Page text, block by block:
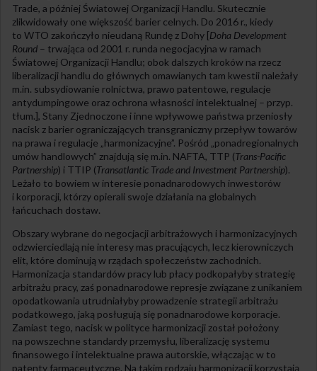
Trade, a później Światowej Organizacji Handlu. Skutecznie
zlikwidowały one większość barier celnych. Do 2016 r., kiedy
to WTO zakończyło nieudaną Rundę z Dohy [Doha Development
Round – trwająca od 2001 r. runda negocjacyjna w ramach
Światowej Organizacji Handlu; obok dalszych kroków na rzecz
liberalizacji handlu do głównych omawianych tam kwestii należały
m.in. subsydiowanie rolnictwa, prawo patentowe, regulacje
antydumpingowe oraz ochrona własności intelektualnej – przyp.
tłum.], Stany Zjednoczone i inne wpływowe państwa przeniosły
nacisk z barier ograniczających transgraniczny przepływ towarów
na prawa i regulacje „harmonizacyjne”. Pośród „ponadregionalnych
umów handlowych” znajdują się m.in. NAFTA, TTP (Trans-Pacific
Partnership) i TTIP (Transatlantic Trade and Investment Partnership).
Leżało to bowiem w interesie ponadnarodowych inwestorów
i korporacji, którzy opierali swoje działania na globalnych
łańcuchach dostaw.
Obszary wybrane do negocjacji arbitrażowych i harmonizacyjnych
odzwierciedlają nie interesy mas pracujących, lecz kierowniczych
elit, które dominują w rządach społeczeństw zachodnich.
Harmonizacja standardów pracy lub płacy podkopałyby strategię
arbitrażu pracy, zaś ponadnarodowe represje związane z unikaniem
opodatkowania utrudniałyby prowadzenie strategii arbitrażu
podatkowego, jaką posługują się ponadnarodowe korporacje.
Zamiast tego, nacisk w polityce harmonizacji został położony
na powszechne standardy przemysłu, liberalizację systemu
finansowego i intelektualne prawa autorskie, włączając w to
patenty farmaceutyczne. Na takim rodzaju harmonizacji korzystają